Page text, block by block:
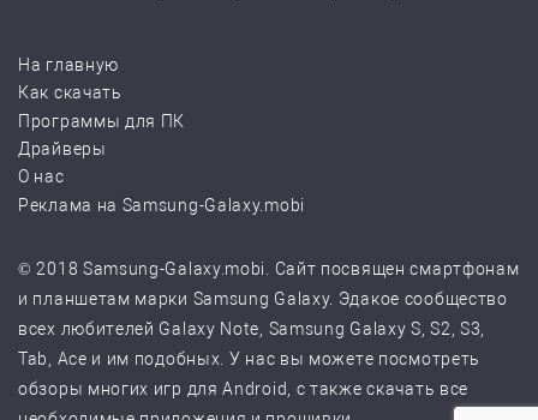
На главную
Как скачать
Программы для ПК
Драйверы
О нас
Реклама на Samsung-Galaxy.mobi
© 2018 Samsung-Galaxy.mobi. Сайт посвящен смартфонам
и планшетам марки Samsung Galaxy. Эдакое сообщество
всех любителей Galaxy Note, Samsung Galaxy S, S2, S3,
Tab, Ace и им подобных. У нас вы можете посмотреть
обзоры многих игр для Android, с также скачать все